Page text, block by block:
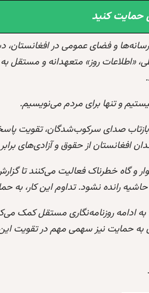
حمایت کنید
و فضای عمومی در
«اطلاعات روز» متعهدانه و مستقل
و تنها برای مردم می‌نویسیم.
صدای سرکوب‌شدگان، تقویت
افغانستان از حقوق و آزادی‌های برابر
و گاه خطرناک فعالیت می‌کنند تا
رانده نشود. تداوم این کار،
به ادامه روزنامه‌نگاری مستقل کمک
حمایت نیز سهمی مهم در تقویت